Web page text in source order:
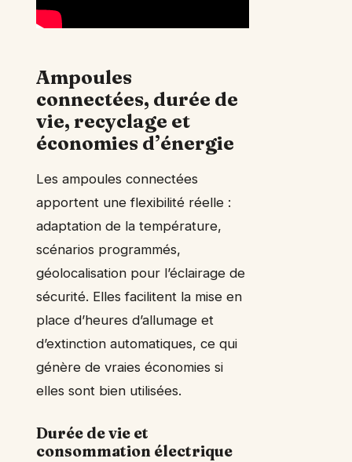
Ampoules
connectées, durée de
vie, recyclage et
économies d’énergie
Les ampoules connectées
apportent une flexibilité réelle :
adaptation de la température,
scénarios programmés,
géolocalisation pour l’éclairage de
sécurité. Elles facilitent la mise en
place d’heures d’allumage et
d’extinction automatiques, ce qui
génère de vraies économies si
elles sont bien utilisées.
Durée de vie et
consommation électrique